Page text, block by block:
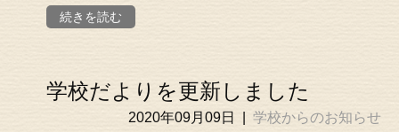
続きを読む
学校だよりを更新しました
2020年09月09日 学校からのお知らせ